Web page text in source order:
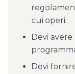
cui operi.
Devi avere
Devi